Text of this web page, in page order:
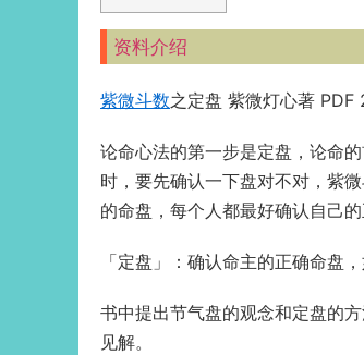
资料介绍
紫微斗数之定盘 紫微灯心著 PDF
论命心法的第一步是定盘，论命
时，要先确认一下盘对不对，紫
的命盘，每个人都最好确认自己的
「定盘」：确认命主的正确命盘
书中提出节气盘的观念和定盘的
见解。